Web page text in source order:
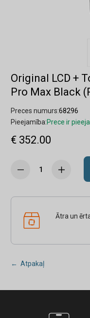
Original LCD +
Pro Max Black
Preces numurs:68296
Pieejamība:Prece ir
€ 352.00
Ātra un
← Atpakaļ